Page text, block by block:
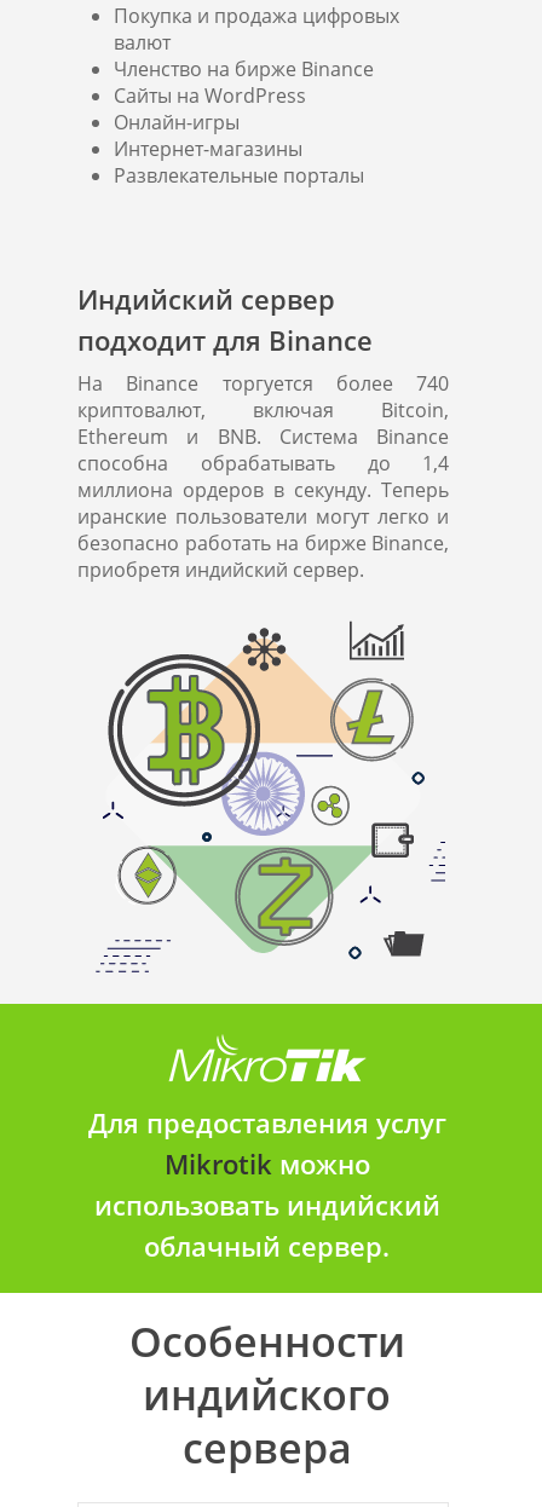
Покупка и продажа цифровых
валют
Членство на бирже Binance
Сайты на WordPress
Онлайн-игры
Интернет-магазины
Развлекательные порталы
Индийский сервер
подходит для Binance
На Binance торгуется более 740
криптовалют, включая Bitcoin,
Ethereum и BNB. Система Binance
способна обрабатывать до 1,4
миллиона ордеров в секунду. Теперь
иранские пользователи могут легко и
безопасно работать на бирже Binance,
приобретя индийский сервер.
Для предоставления услуг
Mikrotik можно
использовать индийский
облачный сервер.
Особенности
индийского
сервера